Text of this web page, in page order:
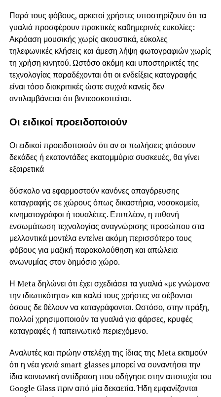
Παρά τους φόβους, αρκετοί χρήστες υποστηρίζουν ότι τα
γυαλιά προσφέρουν πρακτικές καθημερινές ευκολίες:
Ακρόαση μουσικής χωρίς ακουστικά, εύκολες
τηλεφωνικές κλήσεις και άμεση λήψη φωτογραφιών χωρίς
τη χρήση κινητού. Ωστόσο ακόμη και υποστηρικτές της
τεχνολογίας παραδέχονται ότι οι ενδείξεις καταγραφής
είναι τόσο διακριτικές ώστε συχνά κανείς δεν
αντιλαμβάνεται ότι βιντεοσκοπείται.
Οι ειδικοί προειδοποιούν
Οι ειδικοί προειδοποιούν ότι αν οι πωλήσεις φτάσουν
δεκάδες ή εκατοντάδες εκατομμύρια συσκευές, θα γίνει
εξαιρετικά
δύσκολο να εφαρμοστούν κανόνες απαγόρευσης
καταγραφής σε χώρους όπως δικαστήρια, νοσοκομεία,
κινηματογράφοι ή τουαλέτες. Επιπλέον, η πιθανή
ενσωμάτωση τεχνολογίας αναγνώρισης προσώπου στα
μελλοντικά μοντέλα εντείνει ακόμη περισσότερο τους
φόβους για μαζική παρακολούθηση και απώλεια
ανωνυμίας στον δημόσιο χώρο.
Η Meta δηλώνει ότι έχει σχεδιάσει τα γυαλιά «με γνώμονα
την ιδιωτικότητα» και καλεί τους χρήστες να σέβονται
όσους δε θέλουν να καταγράφονται. Ωστόσο, στην πράξη,
πολλοί χρησιμοποιούν τα γυαλιά για φάρσες, κρυφές
καταγραφές ή ταπεινωτικό περιεχόμενο.
Αναλυτές και πρώην στελέχη της ίδιας της Meta εκτιμούν
ότι η νέα γενιά smart glasses μπορεί να συναντήσει την
ίδια κοινωνική αντίδραση που οδήγησε στην αποτυχία του
Google Glass πριν από μία δεκαετία. Ήδη εμφανίζονται